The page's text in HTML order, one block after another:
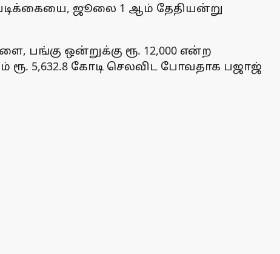
ஜூலை 1 ஆம் தேதியன்று
பங்கு ஒன்றுக்கு ரூ. 12,000 என்ற
5,632.8 கோடி செலவிட போவதாக பஜாஜ்